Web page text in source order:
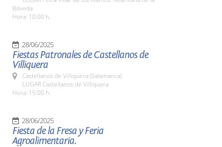
Bóveda
Hora: 10:00 h.
28/06/2025
Fiestas Patronales de Castellanos de
Villiquera
Castellanos de Villiquera (Salamanca)
LUGAR Castellanos de Villiquera
Hora: 15:00 h.
28/06/2025
Fiesta de la Fresa y Feria
Agroalimentaria.